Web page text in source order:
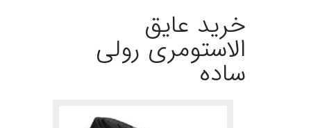
خرید عایق
الاستومری رولی
ساده